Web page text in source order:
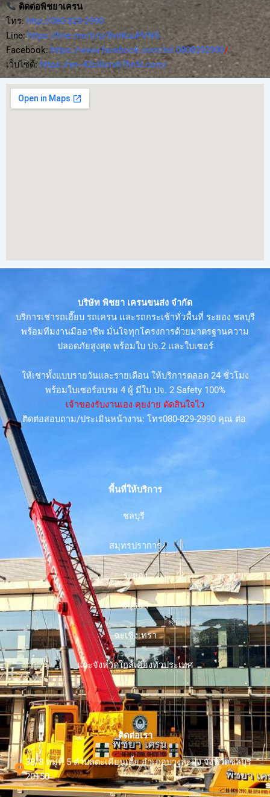
ติดต่อพิชยาเครน
โทร: http://080-829-2990
Line: https://line.me/ti/p/8vnKuuPVNS
Facebook: https://www.facebook.com/tel.0808292990/
เว็บไซต์: https://xn--42cl0crvh7hn5i.com/
บริษัท พิชยา เครนขนส่ง จำกัด
บริการเช่ารถเฮี๊ยบ รถเครน เเละรถกระเช้าทั่วพื้นที่ ระยอง ชลบุรี
พร้อมทีมงานมืออาชีพ มั่นใจทุกโครงการด้วยมาตรฐานความ
ปลอดภัยสูงสุด พร้อมใบ ปจ.2 เเละใบเซอร์
ให้เช่าทั้งแบบรายวันและรายเดือน ให้บริการตลอด 24 ชั่วโมง
พร้อมใบเซอร์อบรม 4 ผู้ มีใบ ปจ. 2 Safety 100%
เจ้าของรับงานเอง คุยง่าย ตัดสินใจไว
ติดต่อสอบถาม/ประเมินหน้างาน: โทร080-829-2990 คุณ ต่อ
พื้นที่ให้บริการ
ชลบุรี
สมุทรปราการ
ระยอง
อยุธยา
ฉะเชิงเทรา
และจังหวัดใกล้เคียงทั่วประเทศ
ติดต่อเรา
38/8 หมู่ที่ 5 ตำบลตะเคียนเตี้ย อำเภอบางละมุง จังหวัดชลบุรี
20150